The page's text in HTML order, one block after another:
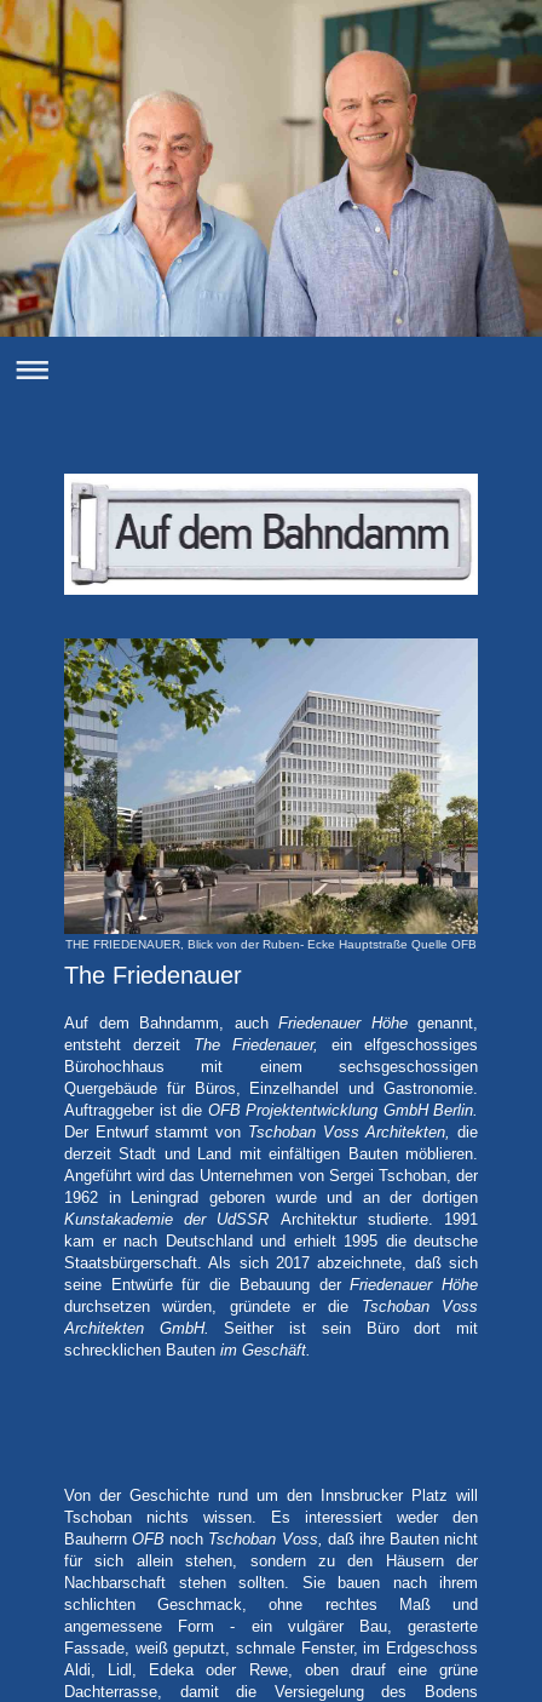
THE FRIEDENAUER, Blick von der Ruben- Ecke Hauptstraße Quelle OFB
The Friedenauer
Auf dem Bahndamm, auch Friedenauer Höhe genannt,
entsteht derzeit
The Friedenauer,
ein elfgeschossiges
Bürohochhaus mit einem sechsgeschossigen
Quergebäude für Büros, Einzelhandel und Gastronomie.
Auftraggeber ist die OFB Projektentwicklung GmbH Berlin.
Der Entwurf stammt von Tschoban Voss Architekten,
die
derzeit Stadt und Land mit einfältigen Bauten möblieren.
Angeführt wird das Unternehmen von Sergei Tschoban, der
1962 in Leningrad geboren wurde und an der dortigen
Kunstakademie der UdSSR
Architektur studierte. 1991
kam er nach Deutschland und erhielt 1995 die deutsche
Staatsbürgerschaft. Als sich 2017 abzeichnete, daß sich
seine Entwürfe für die Bebauung der Friedenauer Höhe
durchsetzen würden, gründete er die
Tschoban Voss
Architekten GmbH.
Seither ist sein Büro dort mit
schrecklichen Bauten im Geschäft.
Von der Geschichte rund um den Innsbrucker Platz will
Tschoban nichts wissen. Es interessiert weder den
Bauherrn OFB noch Tschoban Voss, daß ihre Bauten nicht
für sich allein stehen, sondern zu den Häusern der
Nachbarschaft stehen sollten. Sie bauen nach ihrem
schlichten Geschmack, ohne rechtes Maß und
angemessene Form - ein vulgärer Bau, gerasterte
Fassade, weiß geputzt, schmale Fenster, im Erdgeschoss
Aldi, Lidl, Edeka oder Rewe, oben drauf eine grüne
Dachterrasse, damit die Versiegelung des Bodens